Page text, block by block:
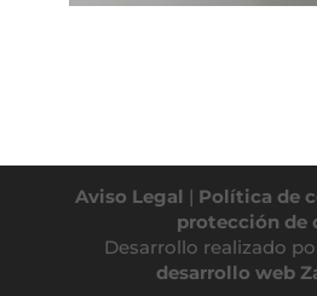
Aviso Legal | Política de
protección de
Desarrollo realizado
desarrollo web